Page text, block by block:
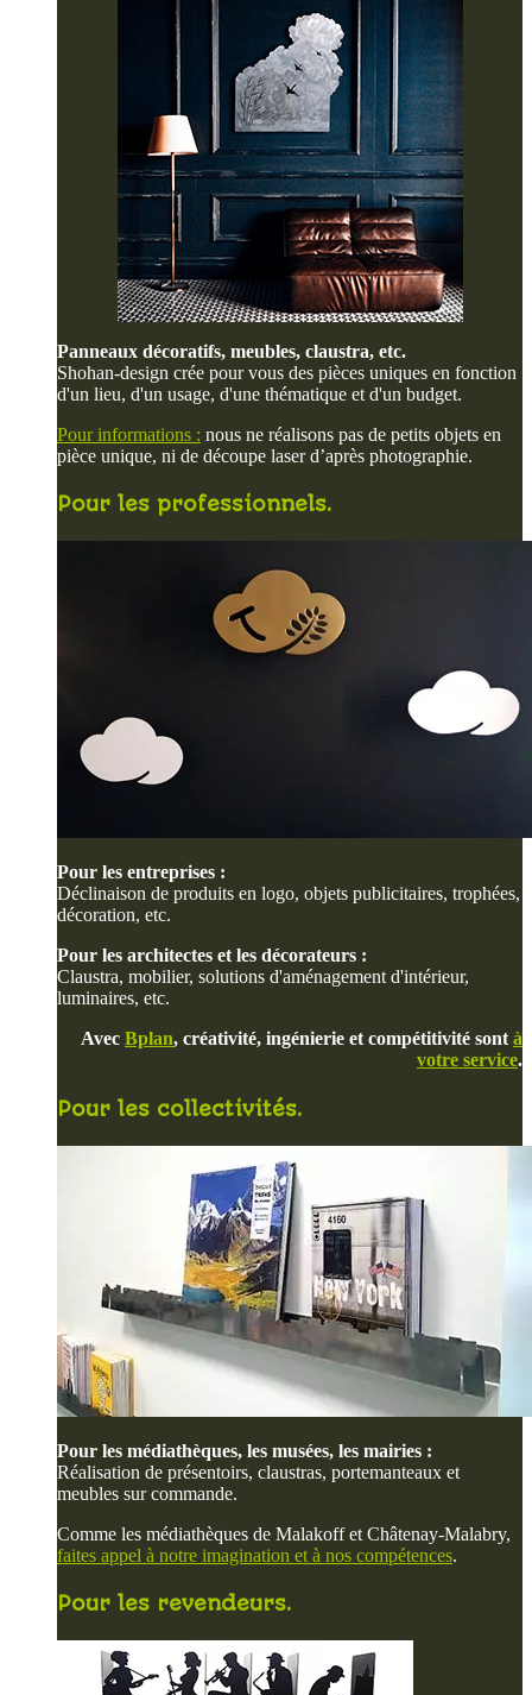
Panneaux décoratifs, meubles, claustra, etc.
Shohan-design crée pour vous des pièces uniques en fonction
d'un lieu, d'un usage, d'une thématique et d'un budget.
Pour informations : nous ne réalisons pas de petits objets en
pièce unique, ni de découpe laser d’après photographie.
Pour les professionnels.
Pour les entreprises :
Déclinaison de produits en logo, objets publicitaires, trophées,
décoration, etc.
Pour les architectes et les décorateurs :
Claustra, mobilier, solutions d'aménagement d'intérieur,
luminaires, etc.
Avec Bplan, créativité, ingénierie et compétitivité sont à
votre service.
Pour les collectivités.
Pour les médiathèques, les musées, les mairies :
Réalisation de présentoirs, claustras, portemanteaux et
meubles sur commande.
Comme les médiathèques de Malakoff et Châtenay-Malabry,
faites appel à notre imagination et à nos compétences.
Pour les revendeurs.